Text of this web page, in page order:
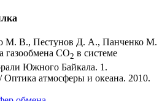
М. В., Пестунов Д. А., Панченко М.
газообмена СО2 в системе
Южного Байкала. 1.
Оптика атмосферы и океана. 2010.